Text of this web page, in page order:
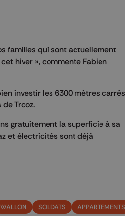
familles qui sont actuellement
hiver », commente Fabien
investir les 6300 mètres carrés
Trooz.
gratuitement la superficie à sa
et électricités sont déjà
WALLON SOLDATS
APPARTEMENTS